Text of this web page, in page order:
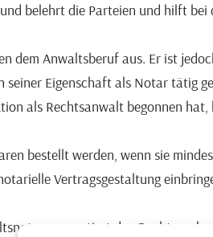
belehrt die Parteien und hilft bei
dem Anwaltsberuf aus. Er ist
seiner Eigenschaft als Notar tätig
als Rechtsanwalt begonnen
bestellt werden, wenn sie
Vertragsgestaltung
garantiert den